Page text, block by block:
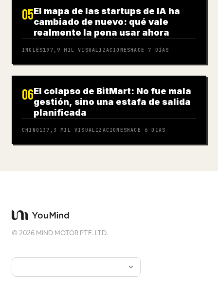
05El mapa de las startups de IA ha
cambiado de nuevo: qué vale
realmente la pena usar ahora
INGLÉS197,9 MIL VISUALIZACIONESHACE 7 DÍAS
06El colapso de BitMart: No fue mala
gestión, sino una estafa de salida
planificada
CHINO 137,3 MIL VISUALIZACIONESHACE 6 DÍAS
©2026 MIND MOTOR PTE. LTD.